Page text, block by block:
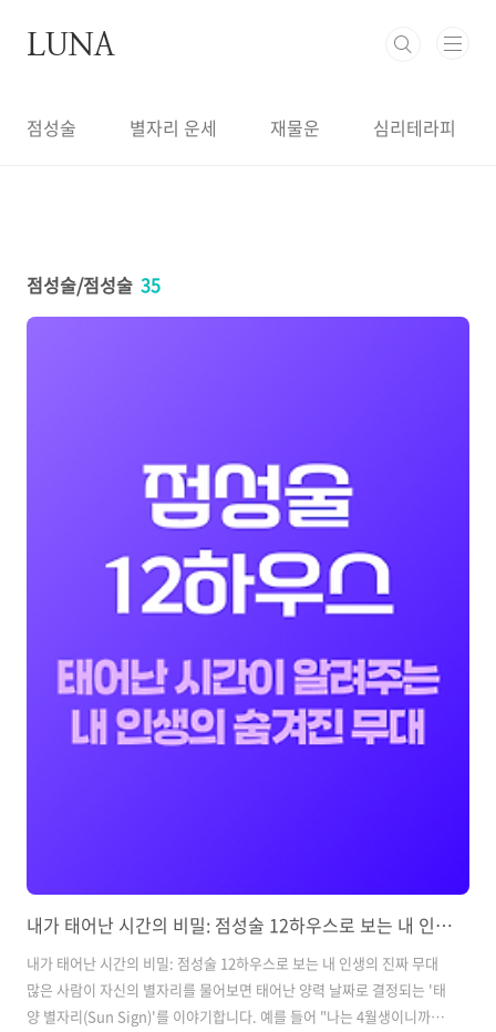
LUNA
점성술 별자리 운세 재물운 심리테라피
점성술/점성술 35
내가 태어난 시간의 비밀: 점성술 12하우스로 보는 내 인생의 진짜 무대
내가 태어난 시간의 비밀: 점성술 12하우스로 보는 내 인생의 진짜 무대
많은 사람이 자신의 별자리를 물어보면 태어난 양력 날짜로 결정되는 '태
양 별자리(Sun Sign)'를 이야기합니다. 예를 들어 "나는 4월생이니까 양